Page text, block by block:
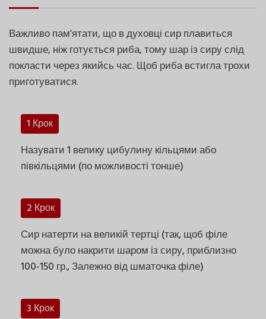
Важливо пам'ятати, що в духовці сир плавиться
швидше, ніж готується риба, тому шар із сиру слід
покласти через якийсь час. Щоб риба встигла трохи
приготуватися.
1 Крок
Назувати 1 велику цибулину кільцями або
півкільцями (по можливості тонше)
2 Крок
Сир натерти на великій тертці (так, щоб філе
можна було накрити шаром із сиру, приблизно
100-150 гр., Залежно від шматочка філе)
3 Крок